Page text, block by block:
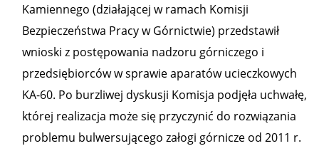
Kamiennego (działającej w ramach Komisji
Bezpieczeństwa Pracy w Górnictwie) przedstawił
wnioski z postępowania nadzoru górniczego i
przedsiębiorców w sprawie aparatów ucieczkowych
KA-60. Po burzliwej dyskusji Komisja podjęła uchwałę,
której realizacja może się przyczynić do rozwiązania
problemu bulwersującego załogi górnicze od 2011 r.